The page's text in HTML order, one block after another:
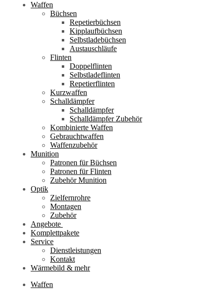
Waffen
Büchsen
Repetierbüchsen
Kipplaufbüchsen
Selbstladebüchsen
Austauschläufe
Flinten
Doppelflinten
Selbstladeflinten
Repetierflinten
Kurzwaffen
Schalldämpfer
Schalldämpfer
Schalldämpfer Zubehör
Kombinierte Waffen
Gebrauchtwaffen
Waffenzubehör
Munition
Patronen für Büchsen
Patronen für Flinten
Zubehör Munition
Optik
Zielfernrohre
Montagen
Zubehör
Angebote
Komplettpakete
Service
Dienstleistungen
Kontakt
Wärmebild & mehr
Waffen